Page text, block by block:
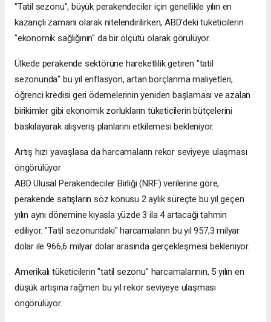
"Tatil sezonu", büyük perakendeciler için genellikle yılın en
kazançlı zamanı olarak nitelendirilirken, ABD'deki tüketicilerin
"ekonomik sağlığının" da bir ölçütü olarak görülüyor.
Ülkede perakende sektörüne hareketlilik getiren "tatil
sezonunda" bu yıl enflasyon, artan borçlanma maliyetleri,
öğrenci kredisi geri ödemelerinin yeniden başlaması ve azalan
birikimler gibi ekonomik zorlukların tüketicilerin bütçelerini
baskılayarak alışveriş planlarını etkilemesi bekleniyor.
Artış hızı yavaşlasa da harcamaların rekor seviyeye ulaşması
öngörülüyor
ABD Ulusal Perakendeciler Birliği (NRF) verilerine göre,
perakende satışların söz konusu 2 aylık süreçte bu yıl geçen
yılın aynı dönemine kıyasla yüzde 3 ila 4 artacağı tahmin
ediliyor. "Tatil sezonundaki" harcamaların bu yıl 957,3 milyar
dolar ile 966,6 milyar dolar arasında gerçekleşmesi bekleniyor.
Amerikalı tüketicilerin "tatil sezonu" harcamalarının, 5 yılın en
düşük artışına rağmen bu yıl rekor seviyeye ulaşması
öngörülüyor.